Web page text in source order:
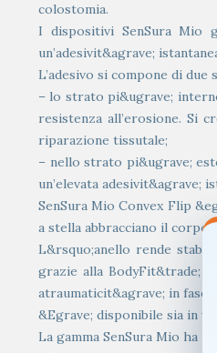
colostomia.
I dispositivi SenSura Mio
un’adesivit&agrave;
L’adesivo si compone di due
– lo strato pi&ugrave;
resistenza all’erosione. Si
riparazione tissutale;
– nello strato pi&ugrave;
un’elevata adesivit&agrave;
SenSura Mio Convex Flip
a stella abbracciano il corpo
L&rsquo;anello rende
grazie alla BodyFit&trade;
atraumaticit&agrave; in
&Egrave; disponibile sia in
La gamma SenSura Mio ha